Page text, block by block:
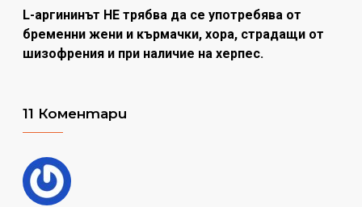
L-аргининът НЕ трябва да се употребява от
бременни жени и кърмачки, хора, страдащи от
шизофрения и при наличие на херпес.
11 Коментари